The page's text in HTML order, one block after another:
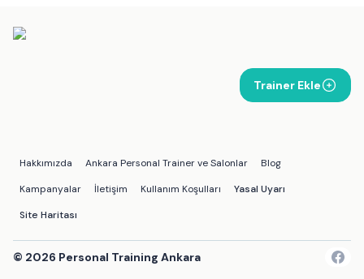
Trainer Ekle
Hakkımızda Ankara Personal Trainer ve Salonlar
Blog
Kampanyalar
İletişim Kullanım Koşulları
Yasal Uyarı
Site Haritası
© 2026 Personal Training Ankara